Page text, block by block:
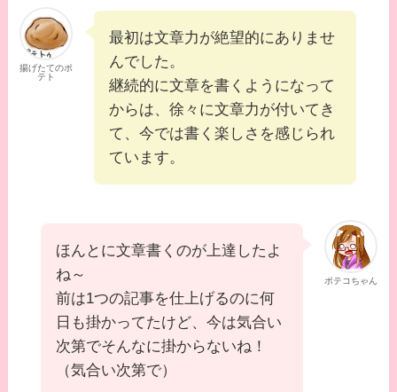
揚げたてのポ
テト
最初は文章力が絶望的にありませ
んでした。
継続的に文章を書くようになって
からは、徐々に文章力が付いてき
て、今では書く楽しさを感じられ
ています。
ポテコちゃん
ほんとに文章書くのが上達したよ
ね～
前は1つの記事を仕上げるのに何
日も掛かってたけど、今は気合い
次第でそんなに掛からないね！
（気合い次第で）